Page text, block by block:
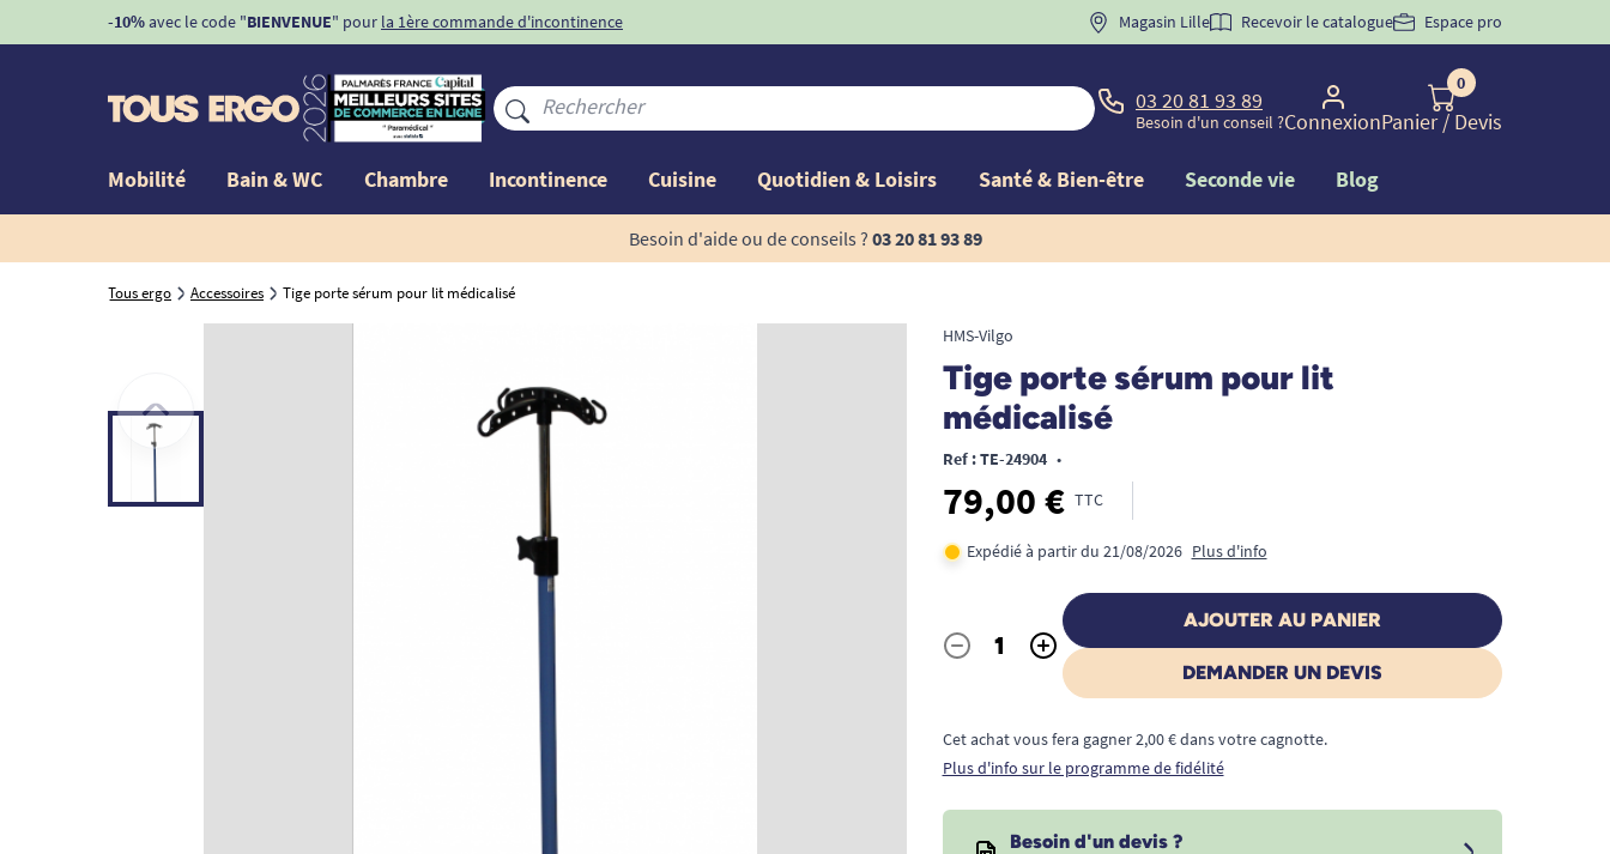
-10%avec le code "BIENVENUE" pour la 1ère commande d'incontinence Magasin Lille Recevoir le catalogue Espace pro
03 20 81 93 89
Besoin d'un conseil ?Connexion
0
Panier/ Devis
Mobilité Bain & WC Chambre Incontinence Cuisine Quotidien & Loisirs Santé & Bien-être Seconde vie Blog
Besoin d'aide ou de conseils ? 03 20 81 93 89
Tous ergo Accessoires Tige porte sérum pour lit médicalisé
HMS-Vilgo
Tige porte sérum pour lit
médicalisé
Ref : TE-24904 •
79,00 € TTC
Expédié à partir du 21/08/2026 Plus d'info
Quantité
- +
AJOUTER AU PANIER
DEMANDER UN DEVIS
Cet achat vous fera gagner 2,00 € dans votre cagnotte.
Plus d'info sur le programme de fidélité
Besoin d'un devis ?